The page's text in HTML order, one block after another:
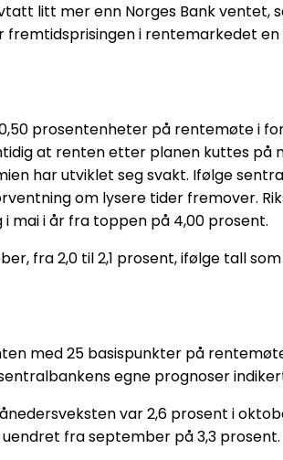
litt mer enn Norges Bank
i rentemarkedet
prosentenheter på rentemøte i
at renten etter planen kuttes på
har utviklet seg svakt. Ifølge
om lysere tider fremover.
mai i år fra toppen på 4,00 prosent.
fra 2,0 til 2,1 prosent, ifølge tall
med 25 basispunkter på
egne prognoser
var 2,6 prosent i
fra september på 3,3